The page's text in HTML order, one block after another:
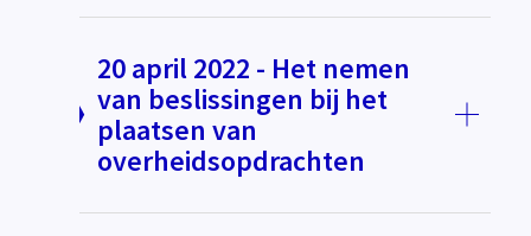
20 april 2022 - Het nemen
van beslissingen bij het
plaatsen van
overheidsopdrachten